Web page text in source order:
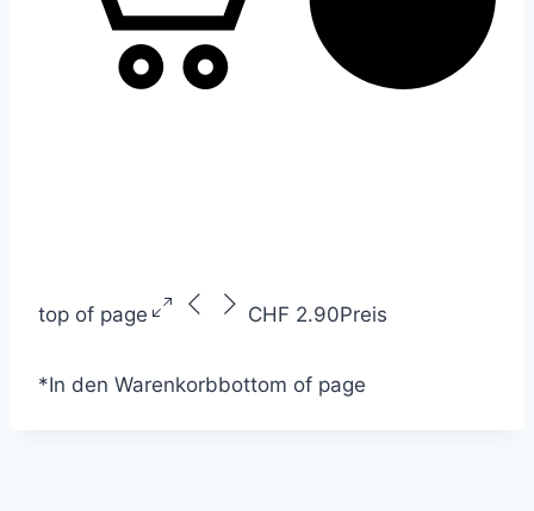
top of page CHF 2.90Preis
*In den Warenkorbbottom of page